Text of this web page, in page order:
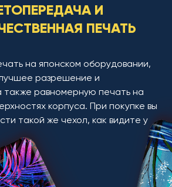
И
ПЕЧАТЬ
на японском оборудовании,
разрешение и
также равномерную печать на
корпуса. При покупке вы
такой же чехол, как видите у